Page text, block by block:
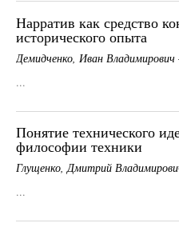
Нарратив как средство
исторического опыта
Демидченко, Иван
...
Понятие технического
философии техники
Глущенко, Дмитрий
...